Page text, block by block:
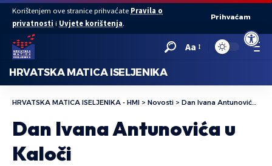
Open
Korištenjem ove stranice prihvaćate Pravila o
privatnosti i Uvjete korištenja.
Prihvaćam
Aa
HRVATSKA MATICA ISELJENIKA
HRVATSKA MATICA ISELJENIKA - HMI > Novosti > Dan Ivana Antunovića u Kaloči
Dan Ivana Antunovića u
Kaloči